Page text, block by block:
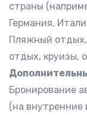
страны
Германия,
Пляжный
отдых, круизы,
Бронирование
(на